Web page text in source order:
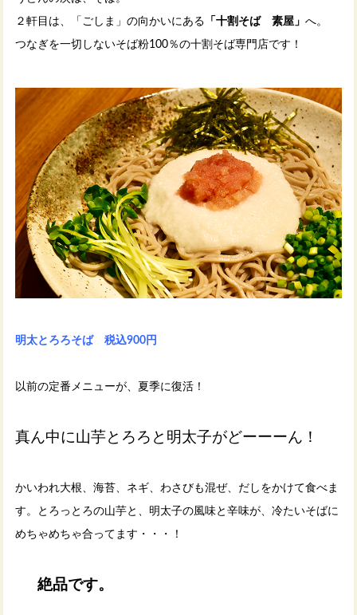
２軒目は、「ごしま」の向かいにある 「十割そば 素屋」へ。
つなぎを一切しないそば粉100％の十割そば専門店です！
明太とろろそば 税込900円
以前の定番メニューが、夏季に復活！
真ん中に山芋とろろと明太子がどーーーん！
かいわれ大根、海苔、ネギ、わさびも混ぜ、だしをかけて食べま
す。とろっとろの山芋と、明太子の風味と辛味が、冷たいそばに
めちゃめちゃ合ってます・・・！
絶品です。